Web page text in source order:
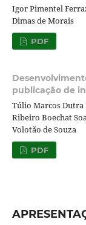
Igor Pimentel
Dimas de Morais
PDF
publicação de
Túlio Marcos Dutra
Ribeiro Boechat
Volotão de Souza
PDF